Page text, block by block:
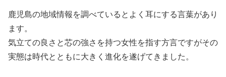
鹿児島の地域情報を調べているとよく耳にする言葉があり
ます。
気立ての良さと芯の強さを持つ女性を指す方言ですがその
実態は時代とともに大きく進化を遂げてきました。